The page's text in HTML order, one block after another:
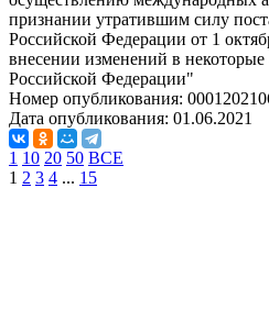
признании утратившим силу
Российской Федерации от 1
внесении изменений в некоторые
Российской Федерации"
Номер опубликования:
Дата опубликования: 01.06.2021
1 10 20 50 ВСЕ
1 2 3 4 ... 15